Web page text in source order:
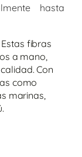
hasta
fibras
a mano,
Con
como
marinas,